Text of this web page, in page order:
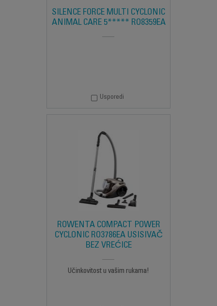
SILENCE FORCE MULTI CYCLONIC
ANIMAL CARE 5***** RO8359EA
Usporedi
ROWENTA COMPACT POWER
CYCLONIC RO3786EA USISIVAČ
BEZ VREĆICE
Učinkovitost u vašim rukama!